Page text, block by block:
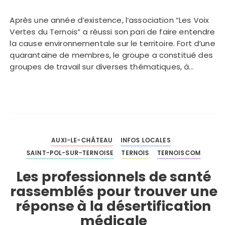
Après une année d’existence, l’association “Les Voix
Vertes du Ternois” a réussi son pari de faire entendre
la cause environnementale sur le territoire. Fort d’une
quarantaine de membres, le groupe a constitué des
groupes de travail sur diverses thématiques, à…
AUXI-LE-CHÂTEAU
INFOS LOCALES
SAINT-POL-SUR-TERNOISE
TERNOIS TERNOISCOM
Les professionnels de santé
rassemblés pour trouver une
réponse à la désertification
médicale